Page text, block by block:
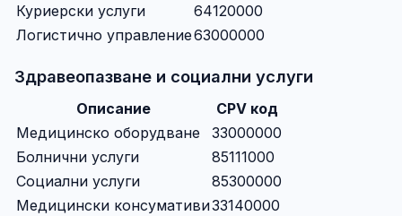
Куриерски услуги
64120000
Логистично управление63000000
Здравеопазване и социални услуги
Описание
CPV код
Медицинско оборудване
33000000
Болнични услуги
85111000
Социални услуги
85300000
Медицински консумативи33140000